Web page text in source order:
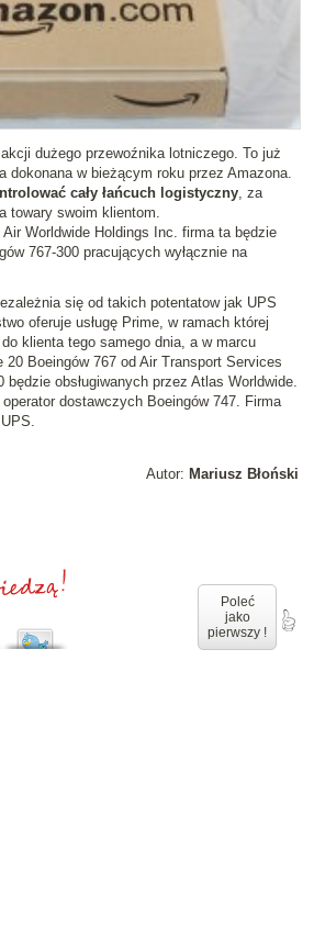
dużego przewoźnika lotniczego. To już
dokonana w bieżącym roku przez Amazona.
cały łańcuch logistyczny, za
towary swoim klientom.
Worldwide Holdings Inc. firma ta będzie
767-300 pracujących wyłącznie na
się od takich potentatow jak UPS
oferuje usługę Prime, w ramach której
klienta tego samego dnia, a w marcu
20 Boeingów 767 od Air Transport Services
będzie obsługiwanych przez Atlas Worldwide.
dostawczych Boeingów 747. Firma
Autor: Mariusz Błoński
Poleć
jako
pierwszy !